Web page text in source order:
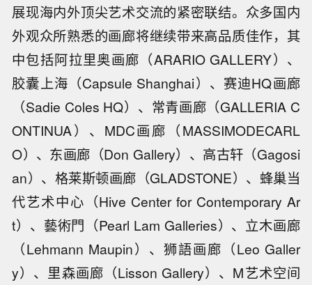
展现海内外顶尖艺术交流的紧密联结。众多国内
外观众所熟悉的画廊将继续带来高品质佳作，其
中包括阿拉里奥画廊（ARARIO GALLERY）、
胶囊上海（Capsule Shanghai）、赛迪HQ画廊
（Sadie Coles HQ）、常青画廊（GALLERIA C
ONTINUA）、MDC画廊（MASSIMODECARL
O）、东画廊（Don Gallery）、高古轩（Gagosi
an）、格莱斯顿画廊（GLADSTONE）、蜂巢当
代艺术中心（Hive Center for Contemporary Ar
t）、藝術門（Pearl Lam Galleries）、立木画廊
（Lehmann Maupin）、狮語画廊（Leo Galler
y）、里森画廊（Lisson Gallery）、M艺术空间